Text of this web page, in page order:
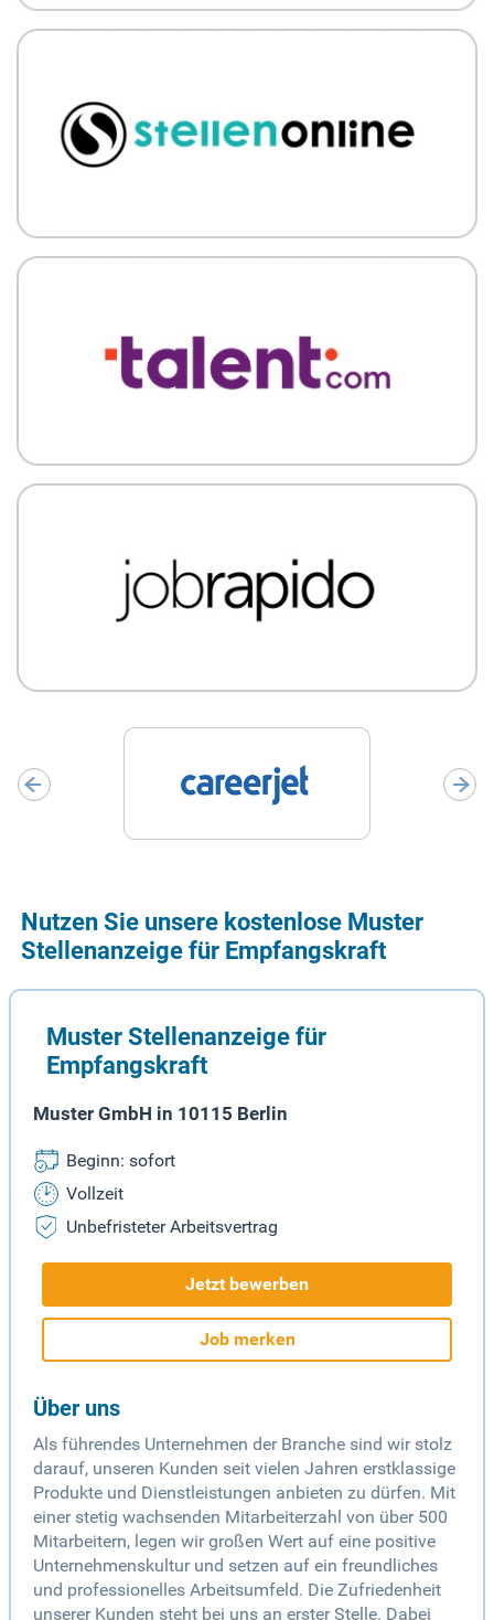
Nutzen Sie unsere kostenlose Muster
Stellenanzeige für Empfangskraft
Muster Stellenanzeige für
Empfangskraft
Muster GmbH in 10115 Berlin
Beginn: sofort
Vollzeit
Unbefristeter Arbeitsvertrag
Jetzt bewerben
Job merken
Über uns
Als führendes Unternehmen der Branche sind wir stolz
darauf, unseren Kunden seit vielen Jahren erstklassige
Produkte und Dienstleistungen anbieten zu dürfen. Mit
einer stetig wachsenden Mitarbeiterzahl von über 500
Mitarbeitern, legen wir großen Wert auf eine positive
Unternehmenskultur und setzen auf ein freundliches
und professionelles Arbeitsumfeld. Die Zufriedenheit
unserer Kunden steht bei uns an erster Stelle. Dabei